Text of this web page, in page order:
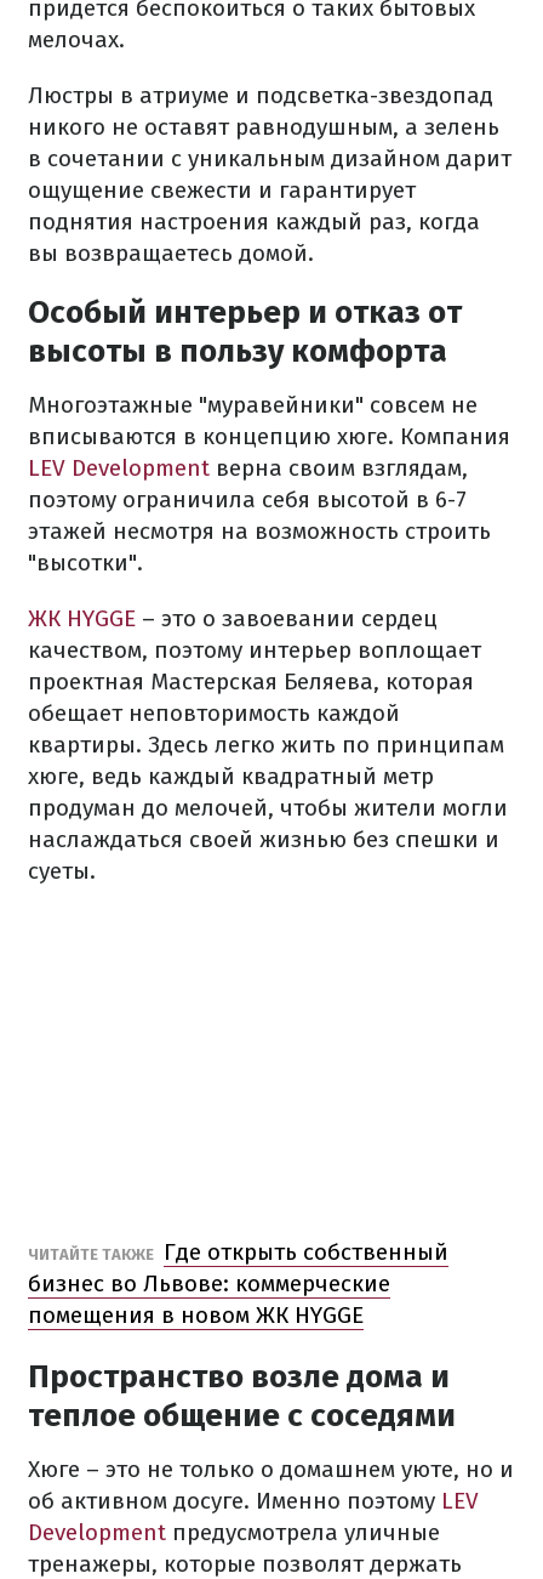
придется беспокоиться о таких бытовых
мелочах.
Люстры в атриуме и подсветка-звездопад
никого не оставят равнодушным, а зелень
в сочетании с уникальным дизайном дарит
ощущение свежести и гарантирует
поднятия настроения каждый раз, когда
вы возвращаетесь домой.
Особый интерьер и отказ от
высоты в пользу комфорта
Многоэтажные "муравейники" совсем не
вписываются в концепцию хюге. Компания
LEV Development верна своим взглядам,
поэтому ограничила себя высотой в 6-7
этажей несмотря на возможность строить
"высотки".
ЖК HYGGE – это о завоевании сердец
качеством, поэтому интерьер воплощает
проектная Мастерская Беляева, которая
обещает неповторимость каждой
квартиры. Здесь легко жить по принципам
хюге, ведь каждый квадратный метр
продуман до мелочей, чтобы жители могли
наслаждаться своей жизнью без спешки и
суеты.
ЧИТАЙТЕ ТАКЖЕ
Где открыть собственный
бизнес во Львове: коммерческие
помещения в новом ЖК HYGGE
Пространство возле дома и
теплое общение с соседями
Хюге – это не только о домашнем уюте, но и
об активном досуге. Именно поэтому LEV
Development предусмотрела уличные
тренажеры, которые позволят держать